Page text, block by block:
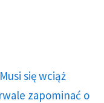
się wciąż
zapominać o